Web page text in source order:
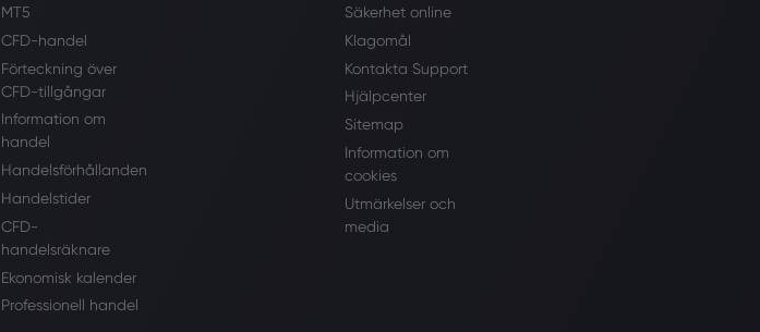
MT5
CFD-handel
Förteckning över
CFD-tillgångar
Information om
handel
Handelsförhållanden
Handelstider
CFD-
handelsräknare
Ekonomisk kalender
Professionell handel
Säkerhet online
Klagomål
Kontakta Support
Hjälpcenter
Sitemap
Information om
cookies
Utmärkelser och
media